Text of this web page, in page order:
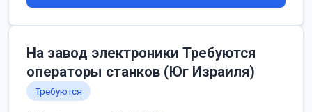
На завод электроники Требуются
операторы станков (Юг Израиля)
Требуются